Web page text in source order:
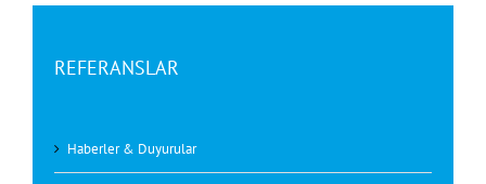
REFERANSLAR
Haberler & Duyurular